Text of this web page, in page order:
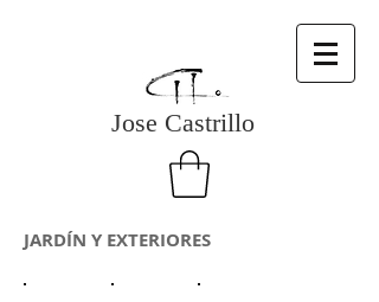
Jose Castrillo
JARDÍN Y EXTERIORES